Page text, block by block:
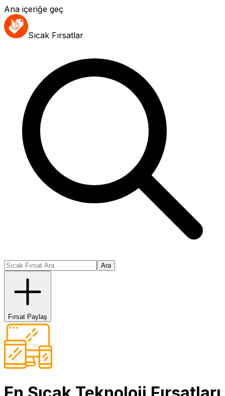
Ana içeriğe geç
Sıcak Fırsatlar
Ara
Fırsat Paylaş